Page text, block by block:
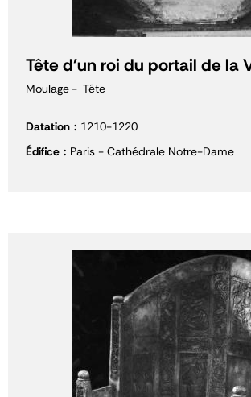
Tête d'un roi du portail de la
Moulage Tête
Datation
1210-1220
Édifice
Paris - Cathédrale Notre-Dame